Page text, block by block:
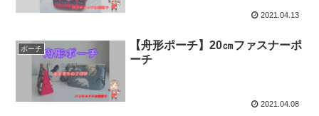
2021.04.13
ポーチ
【舟形ポーチ】20㎝ファスナーポ
ーチ
2021.04.08